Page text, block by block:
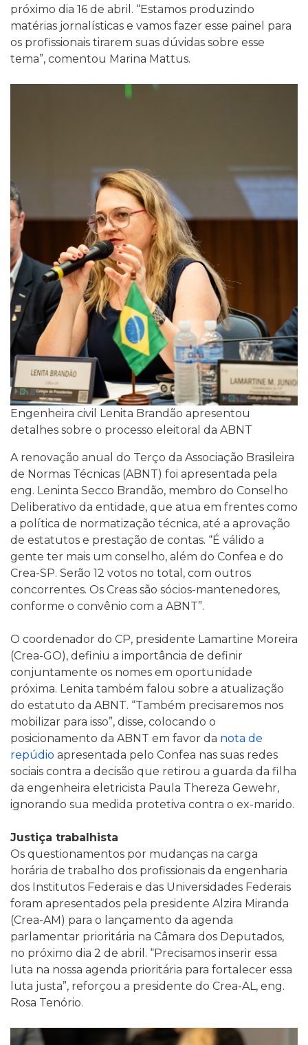
próximo dia 16 de abril. “Estamos produzindo
matérias jornalísticas e vamos fazer esse painel para
os profissionais tirarem suas dúvidas sobre esse
tema”, comentou Marina Mattus.
Engenheira civil Lenita Brandão apresentou
detalhes sobre o processo eleitoral da ABNT
A renovação anual do Terço da Associação Brasileira
de Normas Técnicas (ABNT) foi apresentada pela
eng. Leninta Secco Brandão, membro do Conselho
Deliberativo da entidade, que atua em frentes como
a política de normatização técnica, até a aprovação
de estatutos e prestação de contas. “É válido a
gente ter mais um conselho, além do Confea e do
Crea-SP. Serão 12 votos no total, com outros
concorrentes. Os Creas são sócios-mantenedores,
conforme o convênio com a ABNT”.
O coordenador do CP, presidente Lamartine Moreira
(Crea-GO), definiu a importância de definir
conjuntamente os nomes em oportunidade
próxima. Lenita também falou sobre a atualização
do estatuto da ABNT. “Também precisaremos nos
mobilizar para isso”, disse, colocando o
posicionamento da ABNT em favor da nota de
repúdio apresentada pelo Confea nas suas redes
sociais contra a decisão que retirou a guarda da filha
da engenheira eletricista Paula Thereza Gewehr,
ignorando sua medida protetiva contra o ex-marido.
Justiça trabalhista
Os questionamentos por mudanças na carga
horária de trabalho dos profissionais da engenharia
dos Institutos Federais e das Universidades Federais
foram apresentados pela presidente Alzira Miranda
(Crea-AM) para o lançamento da agenda
parlamentar prioritária na Câmara dos Deputados,
no próximo dia 2 de abril. “Precisamos inserir essa
luta na nossa agenda prioritária para fortalecer essa
luta justa”, reforçou a presidente do Crea-AL, eng.
Rosa Tenório.